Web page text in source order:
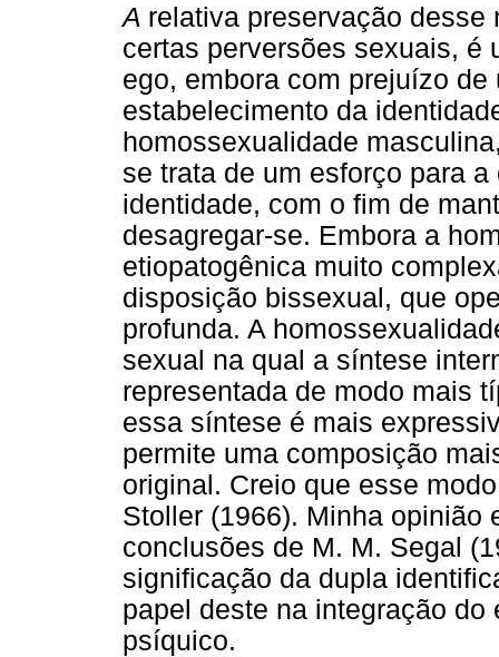
A relativa preservação desse
certas perversões sexuais, é
ego, embora com prejuízo
estabelecimento da
homossexualidade
se trata de um esforço para
identidade, com o fim de
desagregar-se. Embora a
etiopatogênica muito
disposição bissexual, que
profunda. A
sexual na qual a síntese
representada de modo mais
essa síntese é mais
permite uma composição
original. Creio que esse
Stoller (1966). Minha opinião
conclusões de M. M. Segal
significação da dupla
papel deste na integração
psíquico.